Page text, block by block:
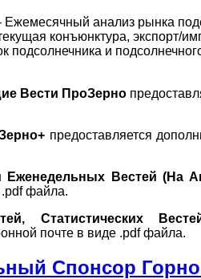
Ежемесячный анализ рынка
конъюнктура, экспорт/
подсолнечника и
Вести ПроЗерно
+ предоставляется
Еженедельных Вестей (На
pdfфайла.
Статистических
почте в виде .pdfфайла.
Спонсор